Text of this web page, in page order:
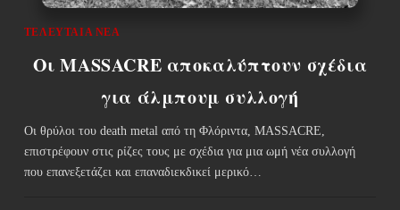
ΤΕΛΕΥΤΑΊΑ ΝΈΑ
Οι MASSACRE αποκαλύπτουν σχέδια
για άλμπουμ συλλογή
Οι θρύλοι του death metal από τη Φλόριντα, MASSACRE,
επιστρέφουν στις ρίζες τους με σχέδια για μια ωμή νέα συλλογή
που επανεξετάζει και επαναδιεκδικεί μερικό…